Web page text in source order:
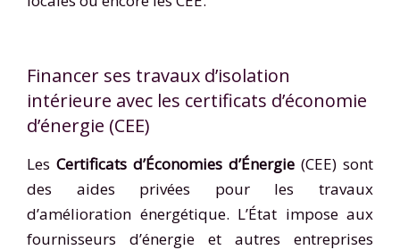
Financer ses travaux d’isolation
intérieure avec les certificats d’économie
d’énergie (CEE)
Les Certificats d’Économies d’Énergie (CEE) sont
des aides privées pour les travaux
d’amélioration énergétique. L’État impose aux
fournisseurs d’énergie et autres entreprises